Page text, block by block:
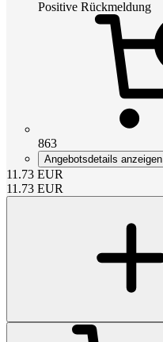
Positive Rückmeldung
863
Angebotsdetails anzeigen
11.73 EUR
11.73 EUR